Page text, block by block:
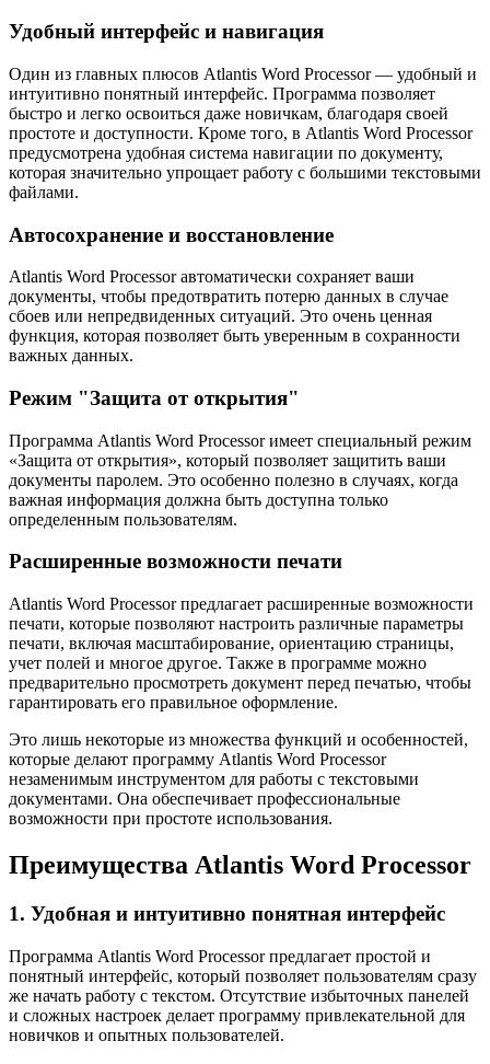
Удобный интерфейс и навигация
Один из главных плюсов Atlantis Word Processor — удобный и
интуитивно понятный интерфейс. Программа позволяет
быстро и легко освоиться даже новичкам, благодаря своей
простоте и доступности. Кроме того, в Atlantis Word Processor
предусмотрена удобная система навигации по документу,
которая значительно упрощает работу с большими текстовыми
файлами.
Автосохранение и восстановление
Atlantis Word Processor автоматически сохраняет ваши
документы, чтобы предотвратить потерю данных в случае
сбоев или непредвиденных ситуаций. Это очень ценная
функция, которая позволяет быть уверенным в сохранности
важных данных.
Режим "Защита от открытия"
Программа Atlantis Word Processor имеет специальный режим
«Защита от открытия», который позволяет защитить ваши
документы паролем. Это особенно полезно в случаях, когда
важная информация должна быть доступна только
определенным пользователям.
Расширенные возможности печати
Atlantis Word Processor предлагает расширенные возможности
печати, которые позволяют настроить различные параметры
печати, включая масштабирование, ориентацию страницы,
учет полей и многое другое. Также в программе можно
предварительно просмотреть документ перед печатью, чтобы
гарантировать его правильное оформление.
Это лишь некоторые из множества функций и особенностей,
которые делают программу Atlantis Word Processor
незаменимым инструментом для работы с текстовыми
документами. Она обеспечивает профессиональные
возможности при простоте использования.
Преимущества Atlantis Word Processor
1. Удобная и интуитивно понятная интерфейс
Программа Atlantis Word Processor предлагает простой и
понятный интерфейс, который позволяет пользователям сразу
же начать работу с текстом. Отсутствие избыточных панелей
и сложных настроек делает программу привлекательной для
новичков и опытных пользователей.